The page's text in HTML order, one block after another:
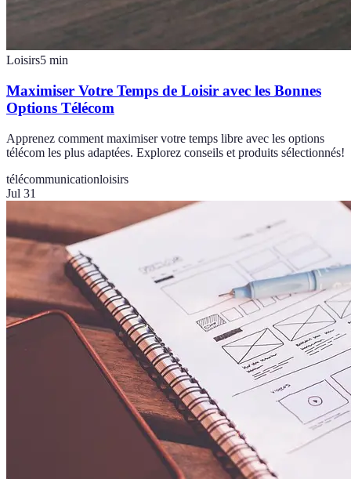
Loisirs5 min
Maximiser Votre Temps de Loisir avec les Bonnes
Options Télécom
Apprenez comment maximiser votre temps libre avec les options
télécom les plus adaptées. Explorez conseils et produits sélectionnés!
télécommunicationloisirs
Jul 31